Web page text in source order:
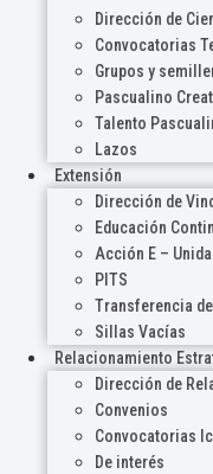
Dirección de
Convocatorias
Grupos y
Pascualino
Talento
Lazos
Extensión
Dirección de
Educación
Acción E –
PITS
Transferencia
Sillas Vacías
Relacionamiento
Dirección de
Convenios
Convocatorias
De interés